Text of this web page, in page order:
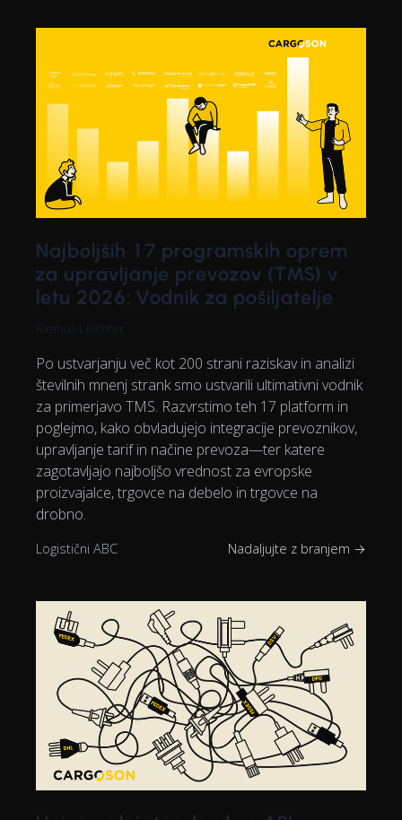
Najboljših 17 programskih oprem
za upravljanje prevozov (TMS) v
letu 2026: Vodnik za pošiljatelje
Rasmus Leichter
Po ustvarjanju več kot 200 strani raziskav in analizi
številnih mnenj strank smo ustvarili ultimativni vodnik
za primerjavo TMS. Razvrstimo teh 17 platform in
poglejmo, kako obvladujejo integracije prevoznikov,
upravljanje tarif in načine prevoza—ter katere
zagotavljajo najboljšo vrednost za evropske
proizvajalce, trgovce na debelo in trgovce na
drobno.
Logistični ABC Nadaljujte z branjem →